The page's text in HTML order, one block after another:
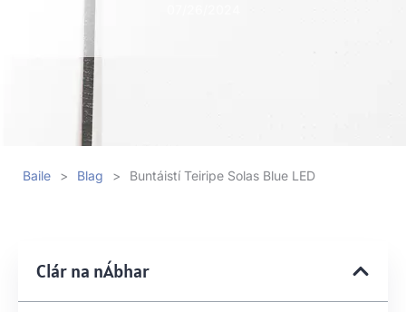
Baile > Blag > Buntáistí Teiripe Solas Blue LED
Clár na nÁbhar